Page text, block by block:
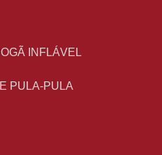
INFLÁVEL
PULA-PULA